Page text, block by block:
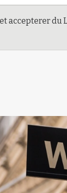
accepterer du